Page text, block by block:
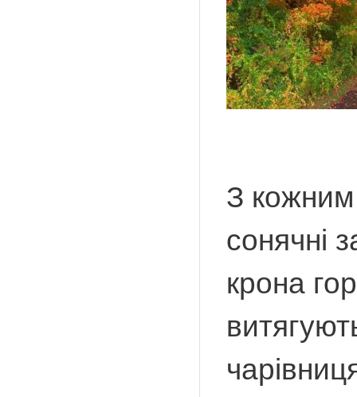
З кожним
сонячні
крона